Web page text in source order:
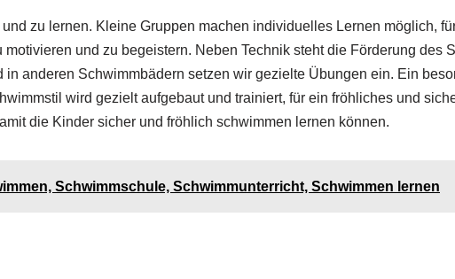
zu lernen. Kleine Gruppen machen individuelles Lernen möglich,
und zu begeistern. Neben Technik steht die Förderung des
anderen Schwimmbädern setzen wir gezielte Übungen ein. Ein
wird gezielt aufgebaut und trainiert, für ein fröhliches und
die Kinder sicher und fröhlich schwimmen lernen können.
Schwimmschule, Schwimmunterricht, Schwimmen lernen